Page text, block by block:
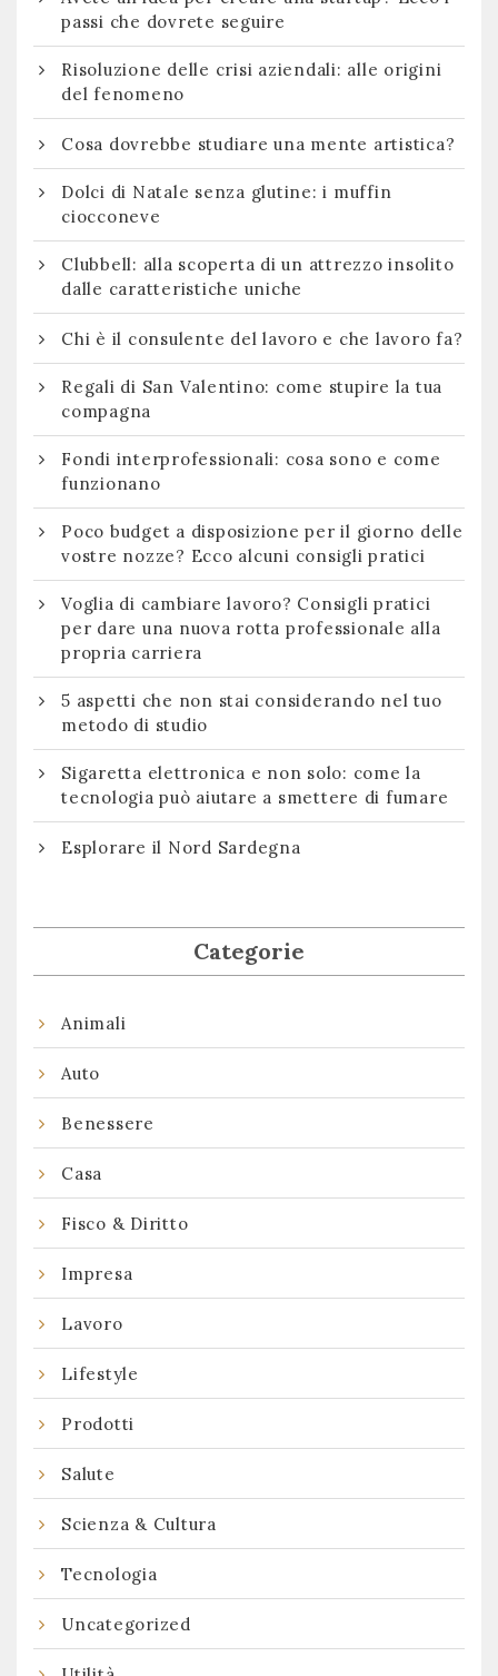
passi che dovrete seguire
Risoluzione delle crisi aziendali: alle origini
del fenomeno
Cosa dovrebbe studiare una mente artistica?
Dolci di Natale senza glutine: i muffin
ciocconeve
Clubbell: alla scoperta di un attrezzo insolito
dalle caratteristiche uniche
Chi è il consulente del lavoro e che lavoro fa?
Regali di San Valentino: come stupire la tua
compagna
Fondi interprofessionali: cosa sono e come
funzionano
Poco budget a disposizione per il giorno delle
vostre nozze? Ecco alcuni consigli pratici
Voglia di cambiare lavoro? Consigli pratici
per dare una nuova rotta professionale alla
propria carriera
5 aspetti che non stai considerando nel tuo
metodo di studio
Sigaretta elettronica e non solo: come la
tecnologia può aiutare a smettere di fumare
Esplorare il Nord Sardegna
Categorie
Animali
Auto
Benessere
Casa
Fisco & Diritto
Impresa
Lavoro
Lifestyle
Prodotti
Salute
Scienza & Cultura
Tecnologia
Uncategorized